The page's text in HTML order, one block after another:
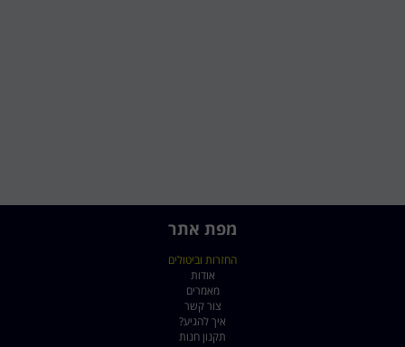
מפת אתר
החזרות וביטולים
אודות
מאמרים
צור קשר
איך להגיע?
תקנון חנות